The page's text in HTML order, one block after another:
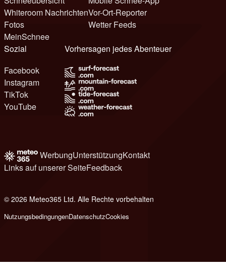
Whiteroom Nachrichten
Fotos
MeinSchnee
Vor-Ort-Reporter
Wetter Feeds
Sozial
Facebook
Instagram
TikTok
YouTube
Vorhersagen jedes Abenteuer
WerbungUnterstützungKontakt
Links auf unserer SeiteFeedback
© 2026 Meteo365 Ltd. Alle Rechte vorbehalten
NutzungsbedingungenDatenschutzCookies